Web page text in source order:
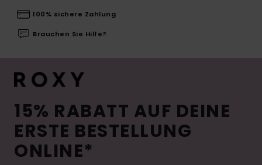
100% sichere Zahlung
Brauchen Sie Hilfe?
15% RABATT AUF DEINE
ERSTE BESTELLUNG
ONLINE*